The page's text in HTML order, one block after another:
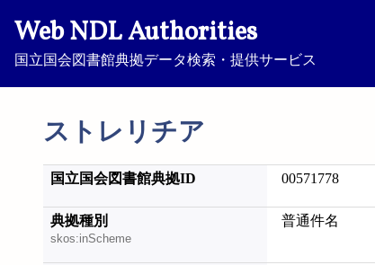
Web NDL Authorities
国立国会図書館典拠データ検索・提供サービス
ストレリチア
国立国会図書館典拠ID 00571778
典拠種別
skos:inScheme
普通件名